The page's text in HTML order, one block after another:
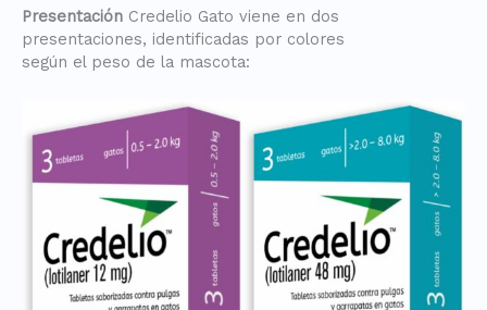
Presentación Credelio Gato viene en dos
presentaciones, identificadas por colores
según el peso de la mascota: